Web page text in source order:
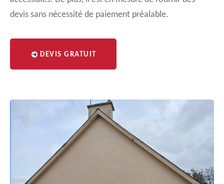
devis sans nécessité de paiement préalable.
DEVIS GRATUIT